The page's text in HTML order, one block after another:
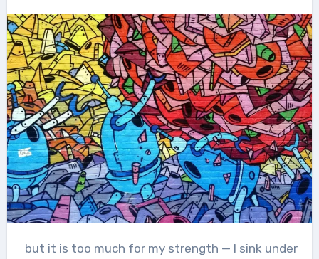
but it is too much for my strength — I sink under